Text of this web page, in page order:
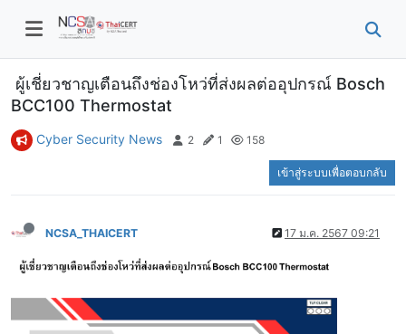
ผู้เชี่ยวชาญเตือนถึงช่องโหว่ที่ส่งผลต่ออุปกรณ์ Bosch
BCC100 Thermostat
Cyber Security News 2 1 158
เข้าสู่ระบบเพื่อตอบกลับ
NCSA_THAICERT 17 ม.ค. 2567 09:21